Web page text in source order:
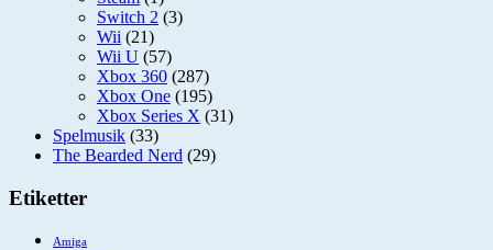
Switch 2 (3)
Wii (21)
Wii U (57)
Xbox 360 (287)
Xbox One (195)
Xbox Series X (31)
Spelmusik (33)
The Bearded Nerd (29)
Etiketter
Amiga